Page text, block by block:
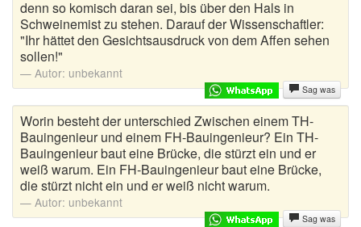
denn so komisch daran sei, bis über den Hals in
Schweinemist zu stehen. Darauf der Wissenschaftler:
"Ihr hättet den Gesichtsausdruck von dem Affen sehen
sollen!"
Autor: unbekannt
Sag was
Worin besteht der unterschied Zwischen einem TH-
Bauingenieur und einem FH-Bauingenieur? Ein TH-
Bauingenieur baut eine Brücke, die stürzt ein und er
weiß warum. Ein FH-Bauingenieur baut eine Brücke,
die stürzt nicht ein und er weiß nicht warum.
Autor: unbekannt
Sag was